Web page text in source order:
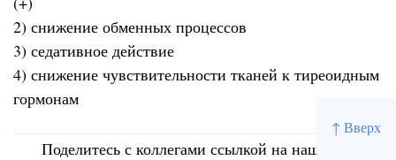
↑ Вверх
2) снижение обменных процессов
3) седативное действие
4) снижение чувствительности тканей к тиреоидным
гормонам
Поделитесь с коллегами ссылкой на наш сайт